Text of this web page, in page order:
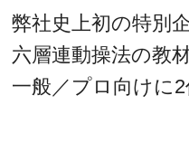
弊社史上初の特別
六層連動操法の教
一般／プロ向けに2